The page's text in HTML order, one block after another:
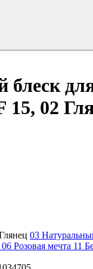
15, 02
03
06 Розовая мечта 11